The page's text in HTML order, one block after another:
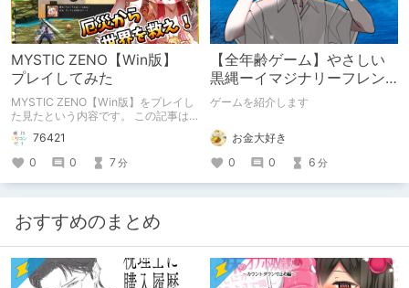
MYSTIC ZENO【Win版】
プレイしてみた
MYSTIC ZENO【Win版】をプレイし
た見たという内容です。 この記事は
通常のクリエイターズ記事です。
76421
0
0 7分
【全年齢ゲーム】やさしい
黒縄ーイマジナリーフレン
ドの「彼」と過ごすおぼん
ゲームを紹介します
お金大好き
0
0 6 分
おすすめのまとめ